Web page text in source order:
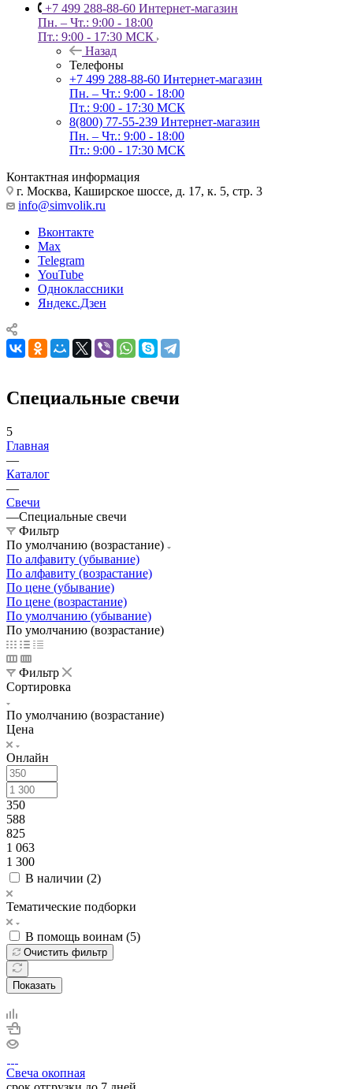
+7 499 288-88-60 Интернет-магазин
Пн. – Чт.: 9:00 - 18:00
Пт.: 9:00 - 17:30 МСК
Назад
Телефоны
+7 499 288-88-60 Интернет-магазин
Пн. – Чт.: 9:00 - 18:00
Пт.: 9:00 - 17:30 МСК
8(800) 77-55-239 Интернет-магазин
Пн. – Чт.: 9:00 - 18:00
Пт.: 9:00 - 17:30 МСК
Контактная информация
г. Москва, Каширское шоссе, д. 17, к. 5, стр. 3
info@simvolik.ru
Вконтакте
Max
Telegram
YouTube
Одноклассники
Яндекс.Дзен
Специальные свечи
5
Главная
—
Каталог
—
Свечи
—Специальные свечи
Фильтр
По умолчанию (возрастание)
По алфавиту (убывание)
По алфавиту (возрастание)
По цене (убывание)
По цене (возрастание)
По умолчанию (убывание)
По умолчанию (возрастание)
Фильтр
Сортировка
По умолчанию (возрастание)
Цена
Онлайн
350
588
825
1 063
1 300
В наличии (2)
Тематические подборки
В помощь воинам (5)
Очистить фильтр
Показать
Свеча окопная